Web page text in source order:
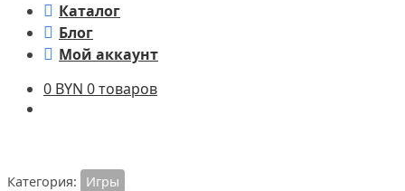
Каталог
Блог
Мой аккаунт
0 BYN 0 товаров
Категория: Игры